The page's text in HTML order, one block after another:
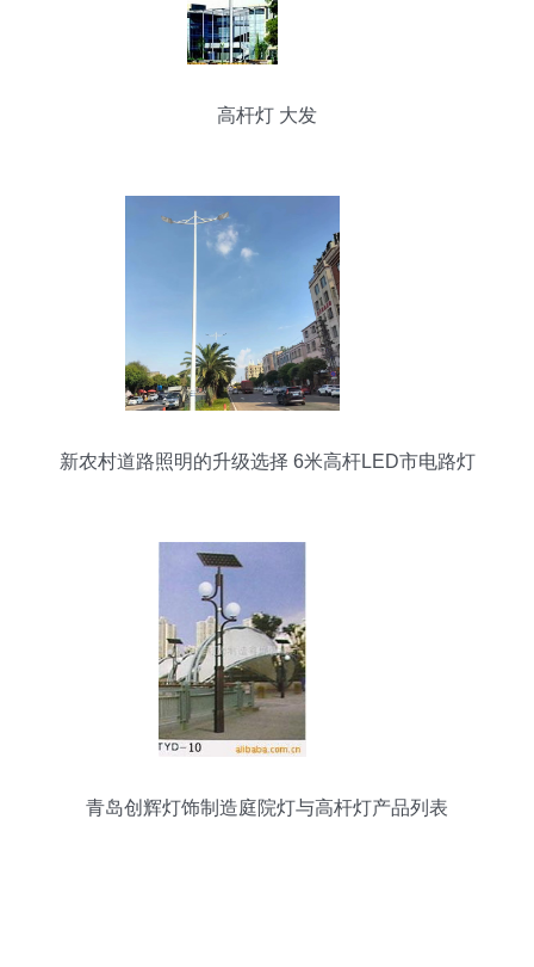
高杆灯 大发
新农村道路照明的升级选择 6米高杆LED市电路灯
青岛创辉灯饰制造庭院灯与高杆灯产品列表